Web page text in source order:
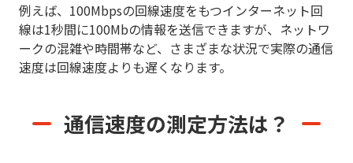
例えば、100Mbpsの回線速度をもつインターネット回
線は1秒間に100Mbの情報を送信できますが、ネットワ
ークの混雑や時間帯など、さまざまな状況で実際の通信
速度は回線速度よりも遅くなります。
通信速度の測定方法は？